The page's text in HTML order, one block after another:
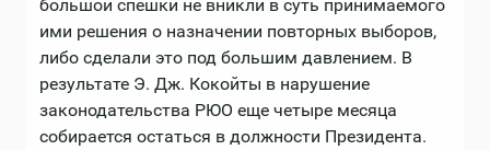
большой спешки не вникли в суть принимаемого
ими решения о назначении повторных выборов,
либо сделали это под большим давлением. В
результате Э. Дж. Кокойты в нарушение
законодательства РЮО еще четыре месяца
собирается остаться в должности Президента.